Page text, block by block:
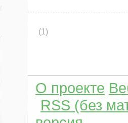
(1)
О проекте
RSS (без